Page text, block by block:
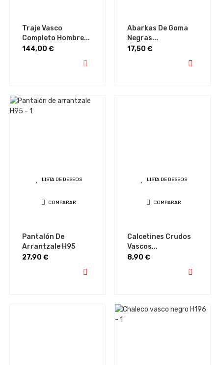
Traje Vasco
Completo Hombre...
Precio
144,00 €
Abarkas De Goma
Negras...
Precio
17,50 €
LISTA DE DESEOS
COMPARAR
Pantalón De
Arrantzale H95
Precio
27,90 €
LISTA DE DESEOS
COMPARAR
Calcetines Crudos
Vascos...
Precio
8,90 €